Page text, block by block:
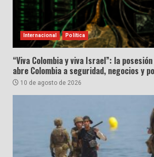
Internacional Política
“Viva Colombia y viva Israel”: la
abre Colombia a seguridad, negocios y
10 de agosto de 2026